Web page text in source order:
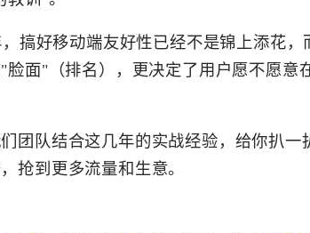
搞好移动端友好性已经不是锦上添花
脸面"（排名），更决定了用户愿不愿意
团队结合这几年的实战经验，给你扒
抢到更多流量和生意。